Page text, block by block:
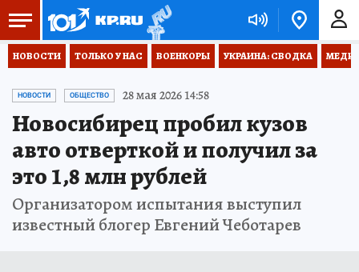
НОВОСТИ ТОЛЬКО У НАС ВОЕНКОРЫ УКРАИНА: СВОДКА
НОВОСТИ ОБЩЕСТВО 28 мая 2026 14:58
Новосибирец пробил кузов
авто отверткой и получил за
это 1,8 млн рублей
Организатором испытания выступил
известный блогер Евгений Чеботарев